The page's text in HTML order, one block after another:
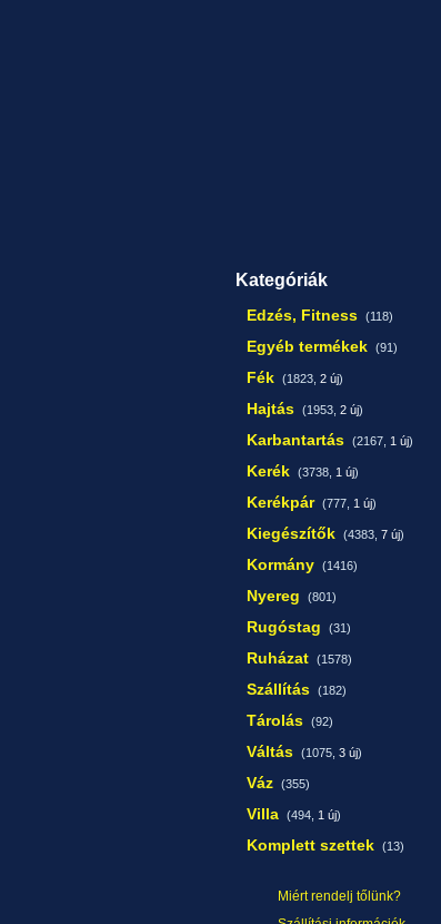
Kategóriák
Edzés, Fitness (118)
Egyéb termékek (91)
Fék (1823, 2 új)
Hajtás (1953, 2 új)
Karbantartás (2167, 1 új)
Kerék (3738, 1 új)
Kerékpár (777, 1 új)
Kiegészítők (4383, 7 új)
Kormány (1416)
Nyereg (801)
Rugóstag (31)
Ruházat (1578)
Szállítás (182)
Tárolás (92)
Váltás (1075, 3 új)
Váz (355)
Villa (494, 1 új)
Komplett szettek (13)
Miért rendelj tőlünk?